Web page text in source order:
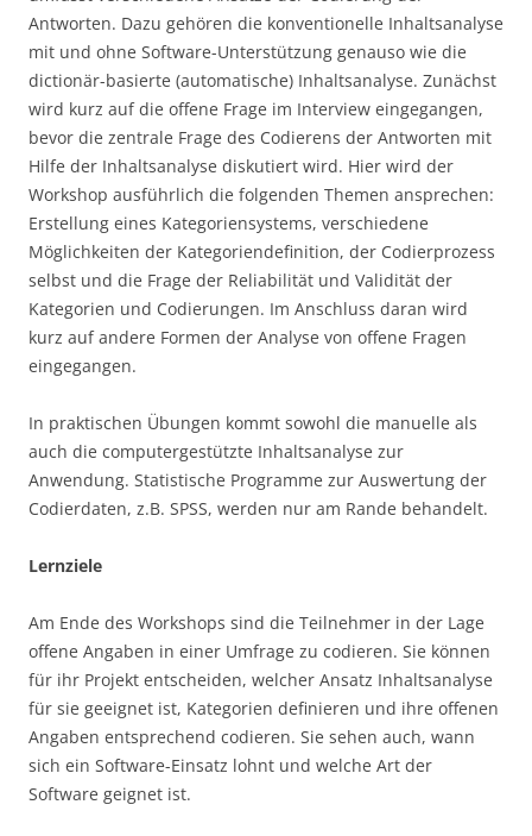
Antworten. Dazu gehören die konventionelle Inhaltsanalyse
mit und ohne Software-Unterstützung genauso wie die
dictionär-basierte (automatische) Inhaltsanalyse. Zunächst
wird kurz auf die offene Frage im Interview eingegangen,
bevor die zentrale Frage des Codierens der Antworten mit
Hilfe der Inhaltsanalyse diskutiert wird. Hier wird der
Workshop ausführlich die folgenden Themen ansprechen:
Erstellung eines Kategoriensystems, verschiedene
Möglichkeiten der Kategoriendefinition, der Codierprozess
selbst und die Frage der Reliabilität und Validität der
Kategorien und Codierungen. Im Anschluss daran wird
kurz auf andere Formen der Analyse von offene Fragen
eingegangen.
In praktischen Übungen kommt sowohl die manuelle als
auch die computergestützte Inhaltsanalyse zur
Anwendung. Statistische Programme zur Auswertung der
Codierdaten, z.B. SPSS, werden nur am Rande behandelt.
Lernziele
Am Ende des Workshops sind die Teilnehmer in der Lage
offene Angaben in einer Umfrage zu codieren. Sie können
für ihr Projekt entscheiden, welcher Ansatz Inhaltsanalyse
für sie geeignet ist, Kategorien definieren und ihre offenen
Angaben entsprechend codieren. Sie sehen auch, wann
sich ein Software-Einsatz lohnt und welche Art der
Software geignet ist.